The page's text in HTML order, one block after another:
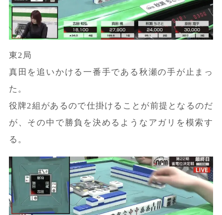
東2局
真田を追いかける一番手である秋瀬の手が止まっ
た。
役牌2組があるので仕掛けることが前提となるのだ
が、その中で勝負を決めるようなアガリを模索す
る。